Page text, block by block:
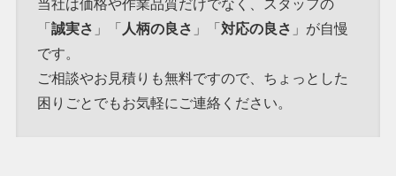
当社は価格や作業品質だけでなく、スタッフの
「誠実さ 」「 人柄の良さ 」「対応の良さ 」が自慢
です。
ご相談やお見積りも無料ですので、ちょっとした
困りごとでもお気軽にご連絡ください。